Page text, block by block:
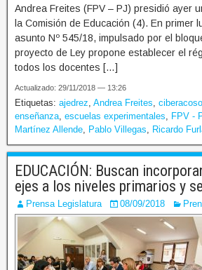
Andrea Freites (FPV – PJ) presidió ayer
la Comisión de Educación (4). En primer
asunto Nº 545/18, impulsado por el
proyecto de Ley propone establecer el
todos los docentes […]
Actualizado: 29/11/2018 — 13:26
Etiquetas: ajedrez Andrea Freites ciberacoso
enseñanza escuelas experimentales FPV -
Martínez Allende
Pablo Villegas Ricardo
EDUCACIÓN: Buscan
ejes a los niveles primarios y
Prensa Legislatura 08/09/2018